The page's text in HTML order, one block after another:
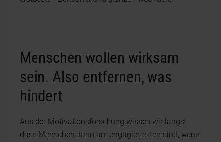
Menschen wollen wirksam
sein. Also entfernen, was
hindert
Aus der Motivationsforschung wissen wir längst,
dass Menschen dann am engagiertesten sind, wenn